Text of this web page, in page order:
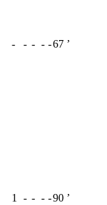
- - - - -67 ʼ
1 - - - -90 ʼ